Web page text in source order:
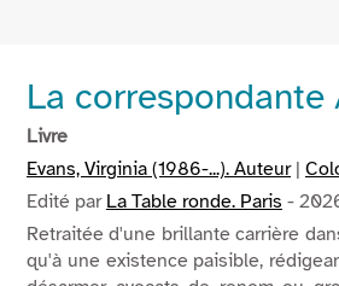
La correspondante
Livre
Evans, Virginia (1986-...). Auteur|
Edité par La Table ronde. Paris -
Retraitée d'une brillante carrière
qu'à une existence paisible,